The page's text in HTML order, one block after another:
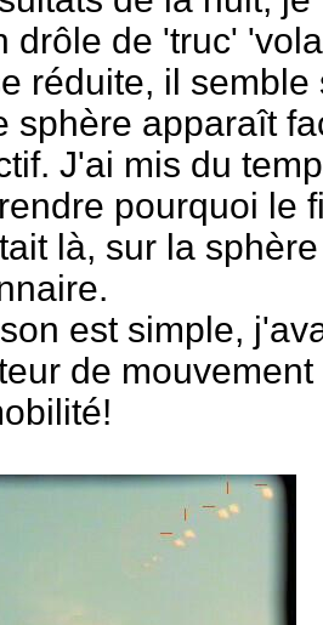
drôle de 'truc'
réduite, il semble
sphère apparaît
J'ai mis du
pourquoi le
là, sur la
est simple,
de mouvement